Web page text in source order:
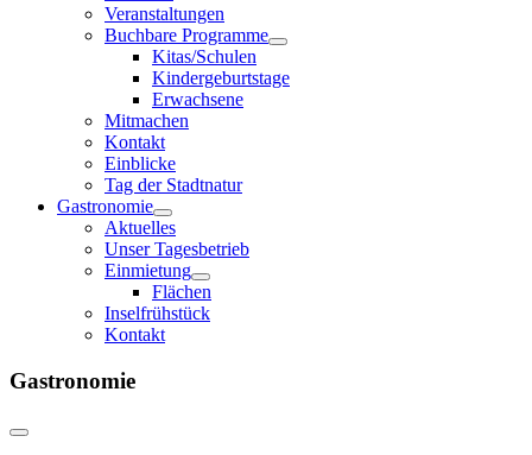
Veranstaltungen
Buchbare Programme
Kitas/Schulen
Kindergeburtstage
Erwachsene
Mitmachen
Kontakt
Einblicke
Tag der Stadtnatur
Gastronomie
Aktuelles
Unser Tagesbetrieb
Einmietung
Flächen
Inselfrühstück
Kontakt
Gastronomie